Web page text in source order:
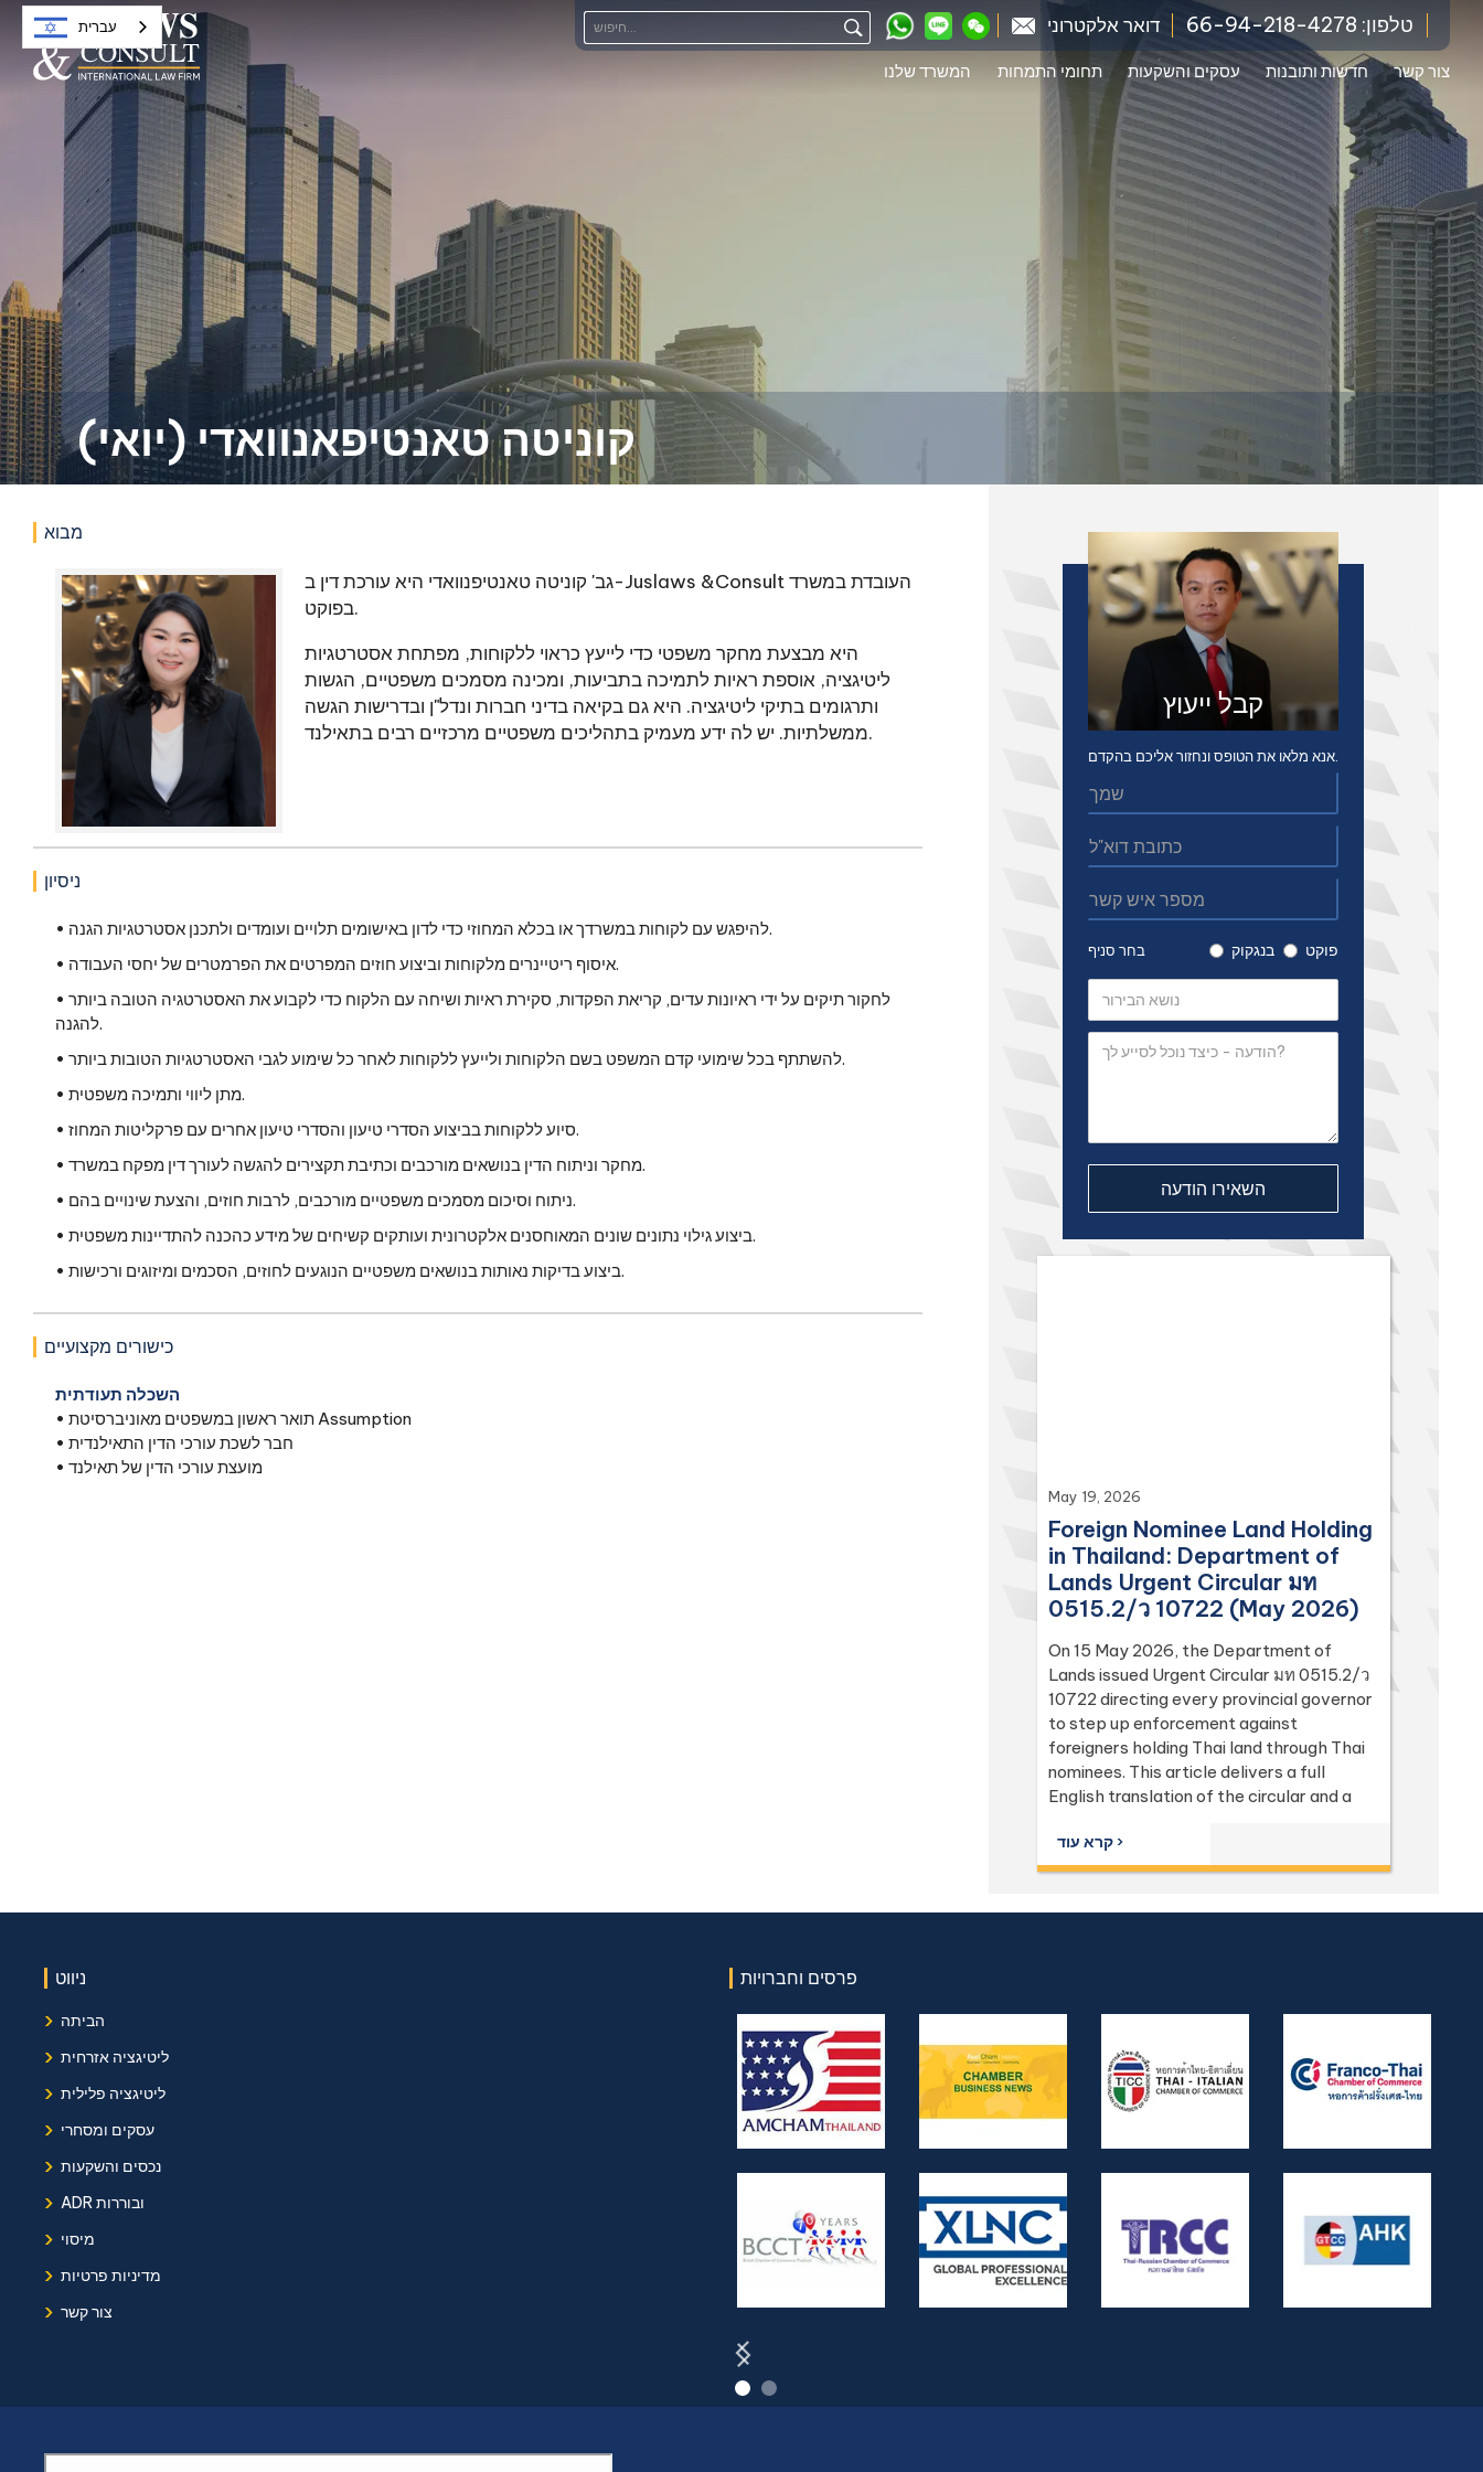
דואר אלקטרוני טלפון: 66-94-218-4278
המשרד שלנו תחומי התמחות עסקים והשקעות חדשות ותובנות צור קשר
קוניטה טאנטיפאנוואדי (יואי)
מבוא
גב' קוניטה טאנטיפנוואדי היא עורכת דין ב-Juslaws &Consult העובדת במשרד
בפוקט.
היא מבצעת מחקר משפטי כדי לייעץ כראוי ללקוחות, מפתחת אסטרטגיות
ליטיגציה, אוספת ראיות לתמיכה בתביעות, ומכינה מסמכים משפטיים, הגשות
ותרגומים בתיקי ליטיגציה. היא גם בקיאה בדיני חברות ונדל"ן ובדרישות הגשה
ממשלתיות. יש לה ידע מעמיק בתהליכים משפטיים מרכזיים רבים בתאילנד.
ניסיון
• להיפגש עם לקוחות במשרדך או בכלא המחוזי כדי לדון באישומים תלויים ועומדים ולתכנן אסטרטגיות הגנה.
• איסוף ריטיינרים מלקוחות וביצוע חוזים המפרטים את הפרמטרים של יחסי העבודה.
• לחקור תיקים על ידי ראיונות עדים, קריאת הפקדות, סקירת ראיות ושיחה עם הלקוח כדי לקבוע את האסטרטגיה הטובה ביותר
להגנה.
• להשתתף בכל שימועי קדם המשפט בשם הלקוחות ולייעץ ללקוחות לאחר כל שימוע לגבי האסטרטגיות הטובות ביותר.
• מתן ליווי ותמיכה משפטית.
• סיוע ללקוחות בביצוע הסדרי טיעון והסדרי טיעון אחרים עם פרקליטות המחוז.
• מחקר וניתוח הדין בנושאים מורכבים וכתיבת תקצירים להגשה לעורך דין מפקח במשרד.
• ניתוח וסיכום מסמכים משפטיים מורכבים, לרבות חוזים, והצעת שינויים בהם.
• ביצוע גילוי נתונים שונים המאוחסנים אלקטרונית ועותקים קשיחים של מידע כהכנה להתדיינות משפטית.
• ביצוע בדיקות נאותות בנושאים משפטיים הנוגעים לחוזים, הסכמים ומיזוגים ורכישות.
כישורים מקצועיים
השכלה תעודתית
• תואר ראשון במשפטים מאוניברסיטת Assumption
• חבר לשכת עורכי הדין התאילנדית
• מועצת עורכי הדין של תאילנד
קבל ייעוץ
בחר סניף בנגקוק פוקט
May 19, 2026
Foreign Nominee Land Holding
in Thailand: Department of
Lands Urgent Circular มท
0515.2/ว 10722 (May 2026)
On 15 May 2026, the Department of
Lands issued Urgent Circular มท 0515.2/ว
10722 directing every provincial governor
to step up enforcement against
foreigners holding Thai land through Thai
nominees. This article delivers a full
English translation of the circular and a
(Sections 74, 86, 94, 96 bis, 97, 98, 111,
112, 113) and the Penal Code (Sections 137
Supreme Court (Dika) authorities including
קרא עוד ›
ניווט
› הביתה
› ליטיגציה אזרחית
› ליטיגציה פלילית
› עסקים ומסחרי
› נכסים והשקעות
› ADR ובוררות
› מיסוי
› מדיניות פרטיות
› צור קשר
פרסים וחברויות
עברית